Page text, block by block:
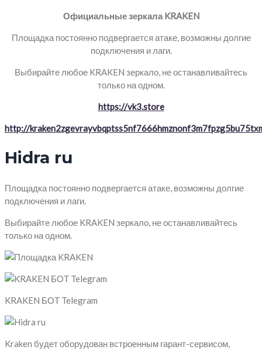
Официальные зеркала KRAKEN
Площадка постоянно подвергается атаке, возможны долгие
подключения и лаги.
Выбирайте любое KRAKEN зеркало, не останавливайтесь
только на одном.
https://vk3.store
http://
Hidra ru
Площадка постоянно подвергается атаке, возможны долгие
подключения и лаги.
Выбирайте любое KRAKEN зеркало, не останавливайтесь
только на одном.
KRAKEN БОТ Telegram
Kraken будет оборудован встроенным гарант-сервисом,